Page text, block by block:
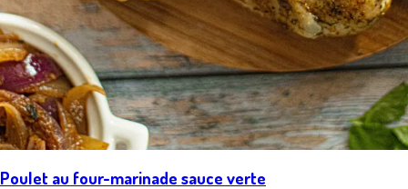
Poulet au four-marinade sauce verte